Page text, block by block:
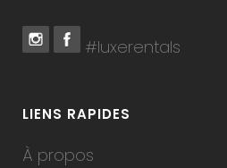
#luxerentals
LIENS RAPIDES
À propos